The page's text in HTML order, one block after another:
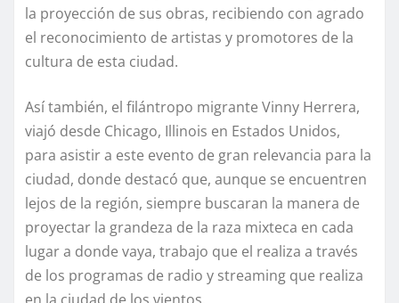
la proyección de sus obras, recibiendo con agrado
el reconocimiento de artistas y promotores de la
cultura de esta ciudad.
Así también, el filántropo migrante Vinny Herrera,
viajó desde Chicago, Illinois en Estados Unidos,
para asistir a este evento de gran relevancia para la
ciudad, donde destacó que, aunque se encuentren
lejos de la región, siempre buscaran la manera de
proyectar la grandeza de la raza mixteca en cada
lugar a donde vaya, trabajo que el realiza a través
de los programas de radio y streaming que realiza
en la ciudad de los vientos.